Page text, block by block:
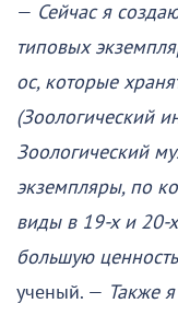
— Сейчас я
типовых
ос, которые
(Зоологический
Зоологический
экземпляры, по
виды в 19-х и 20-
большую
ученый. — Также